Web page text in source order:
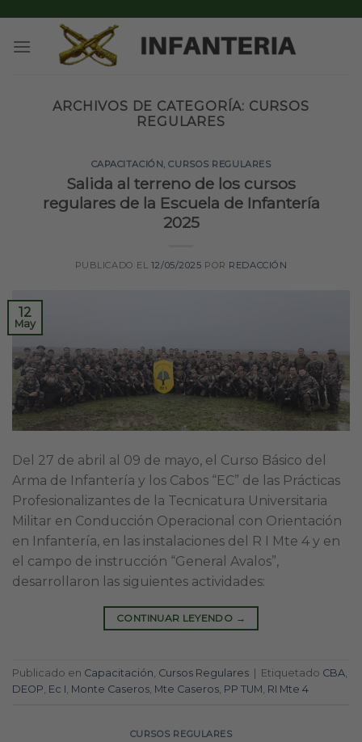
content
ARCHIVOS DE CATEGORÍA: CURSOS
REGULARES
CAPACITACIÓN,CURSOS REGULARES
Salida al terreno de los cursos
regulares de la Escuela de Infantería
2025
PUBLICADO EL 12/05/2025 POR REDACCIÓN
12
May
Del 27 de abril al 09 de mayo, el Curso Básico del
Arma de Infantería y los Cabos “EC” de las Prácticas
Profesionalizantes de la Tecnicatura Universitaria
Militar en Conducción Operacional con Orientación
en Infantería, en las instalaciones del R I Mte 4 y en
el campo de instrucción “General Avalos”,
desarrollaron las siguientes actividades:
CONTINUAR LEYENDO →
Publicado en Capacitación, Cursos Regulares Etiquetado CBA,
DEOP, Ec I, Monte Caseros, Mte Caseros, PP TUM, RI Mte 4
CURSOS REGULARES